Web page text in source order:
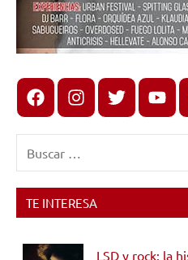
FacebookInstagram
X
TE INTERESA
LSD y rock: la